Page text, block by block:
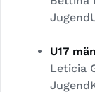
U17
Leticia